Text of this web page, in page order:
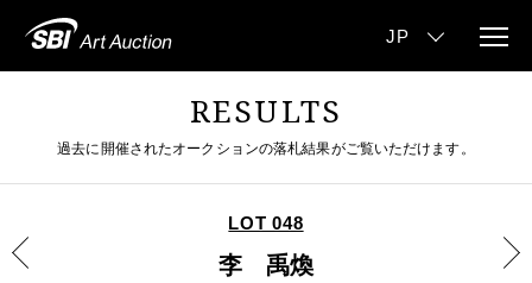
RESULTS
過去に開催されたオークションの落札結果がご覧いただけます。
LOT 048
李 禹煥